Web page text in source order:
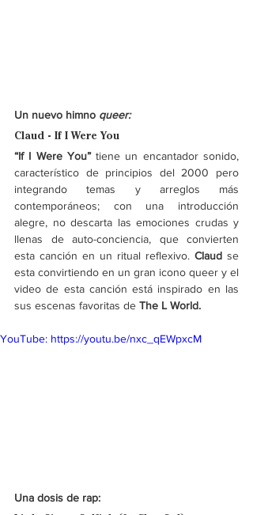
Un nuevo himno queer:
Claud - If I Were You
“If I Were You” tiene un encantador sonido,
característico de principios del 2000 pero
integrando temas y arreglos más
contemporáneos; con una introducción
alegre, no descarta las emociones crudas y
llenas de auto-conciencia, que convierten
esta canción en un ritual reflexivo. Claud se
esta convirtiendo en un gran icono queer y el
video de esta canción está inspirado en las
sus escenas favoritas de The L World.
YouTube: https://youtu.be/nxc_qEWpxcM
Una dosis de rap: